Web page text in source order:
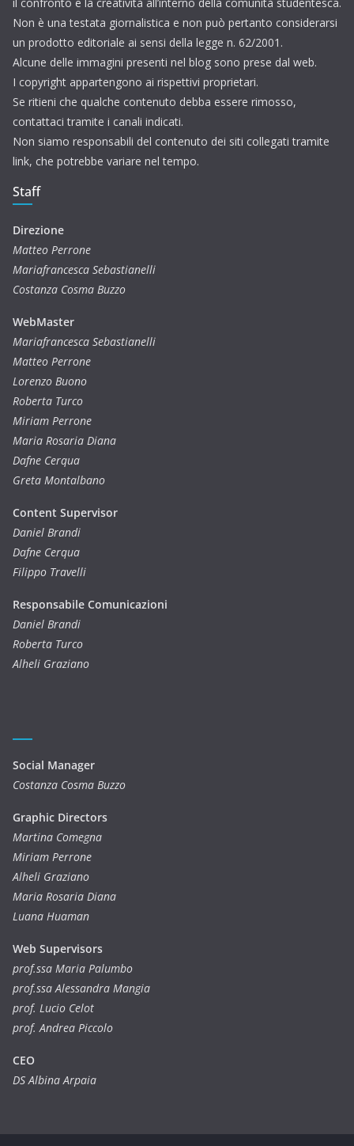
Non è una testata giornalistica e non può pertanto considerarsi
un prodotto editoriale ai sensi della legge n. 62/2001.
Alcune delle immagini presenti nel blog sono prese dal web.
I copyright appartengono ai rispettivi proprietari.
Se ritieni che qualche contenuto debba essere rimosso,
contattaci tramite i canali indicati.
Non siamo responsabili del contenuto dei siti collegati tramite
link, che potrebbe variare nel tempo.
Staff
Direzione
Matteo Perrone
Mariafrancesca Sebastianelli
Costanza Cosma Buzzo
WebMaster
Mariafrancesca Sebastianelli
Matteo Perrone
Lorenzo Buono
Roberta Turco
Miriam Perrone
Maria Rosaria Diana
Dafne Cerqua
Greta Montalbano
Content Supervisor
Daniel Brandi
Dafne Cerqua
Filippo Travelli
Responsabile Comunicazioni
Daniel Brandi
Roberta Turco
Alheli Graziano
Social Manager
Costanza Cosma Buzzo
Graphic Directors
Martina Comegna
Miriam Perrone
Alheli Graziano
Maria Rosaria Diana
Luana Huaman
Web Supervisors
prof.ssa Maria Palumbo
prof.ssa Alessandra Mangia
prof. Lucio Celot
prof. Andrea Piccolo
CEO
DS Albina Arpaia